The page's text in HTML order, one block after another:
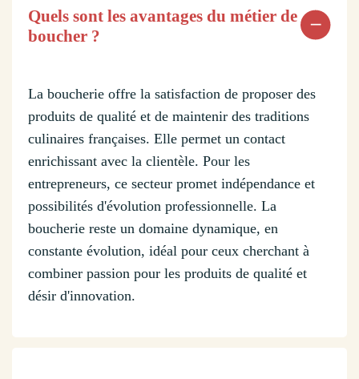
Quels sont les avantages du métier de
boucher ?
La boucherie offre la satisfaction de proposer des
produits de qualité et de maintenir des traditions
culinaires françaises. Elle permet un contact
enrichissant avec la clientèle. Pour les
entrepreneurs, ce secteur promet indépendance et
possibilités d'évolution professionnelle. La
boucherie reste un domaine dynamique, en
constante évolution, idéal pour ceux cherchant à
combiner passion pour les produits de qualité et
désir d'innovation.